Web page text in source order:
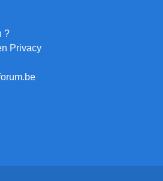
?
Privacy